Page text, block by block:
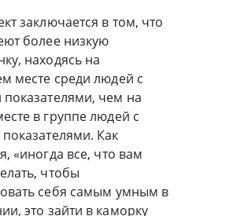
заключается в том, что
более низкую
находясь на
месте среди людей с
чем на
в группе людей с
Как
«иногда все, что вам
чтобы
себя самым умным в
это зайти в каморку